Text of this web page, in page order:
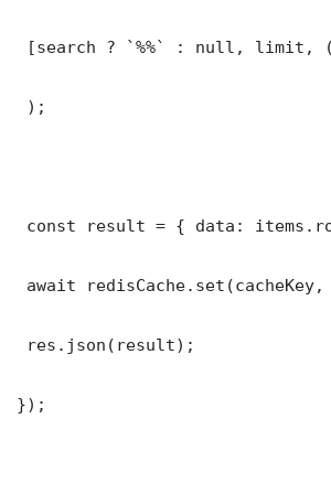
[search ? `%%` : null, limit,
);
const result = { data:
await
res.json(result);
});